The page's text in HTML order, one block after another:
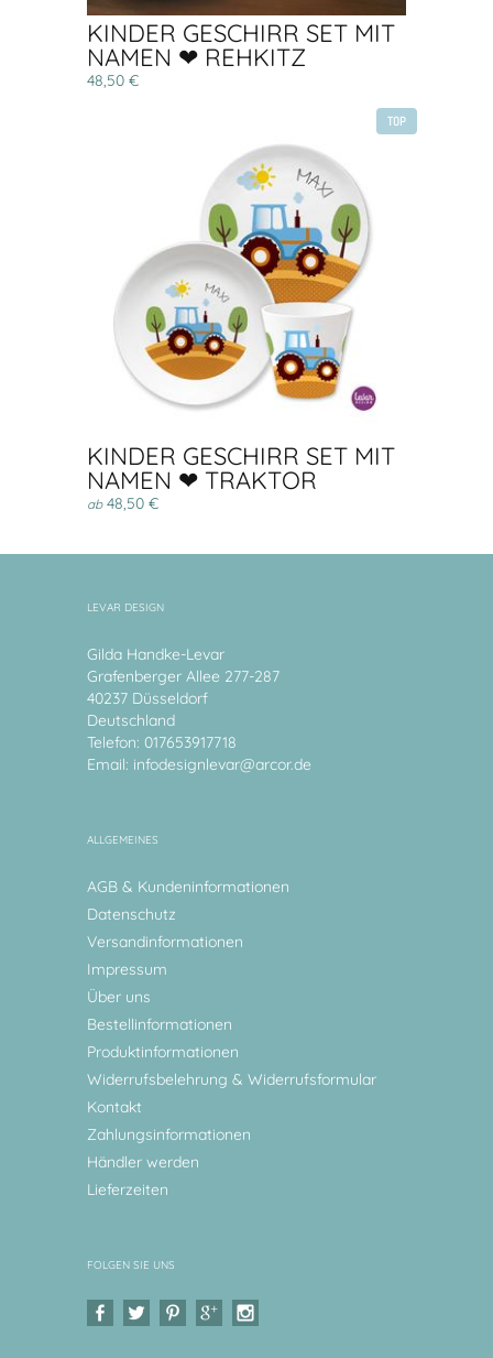
KINDER GESCHIRR SET MIT
NAMEN ❤ REHKITZ
48,50 €
TOP
KINDER GESCHIRR SET MIT
NAMEN ❤ TRAKTOR
ab48,50 €
LEVAR DESIGN
Gilda Handke-Levar
Grafenberger Allee 277-287
40237 Düsseldorf
Deutschland
Telefon: 017653917718
Email: infodesignlevar@arcor.de
ALLGEMEINES
AGB & Kundeninformationen
Datenschutz
Versandinformationen
Impressum
Über uns
Bestellinformationen
Produktinformationen
Widerrufsbelehrung & Widerrufsformular
Kontakt
Zahlungsinformationen
Händler werden
Lieferzeiten
FOLGEN SIE UNS